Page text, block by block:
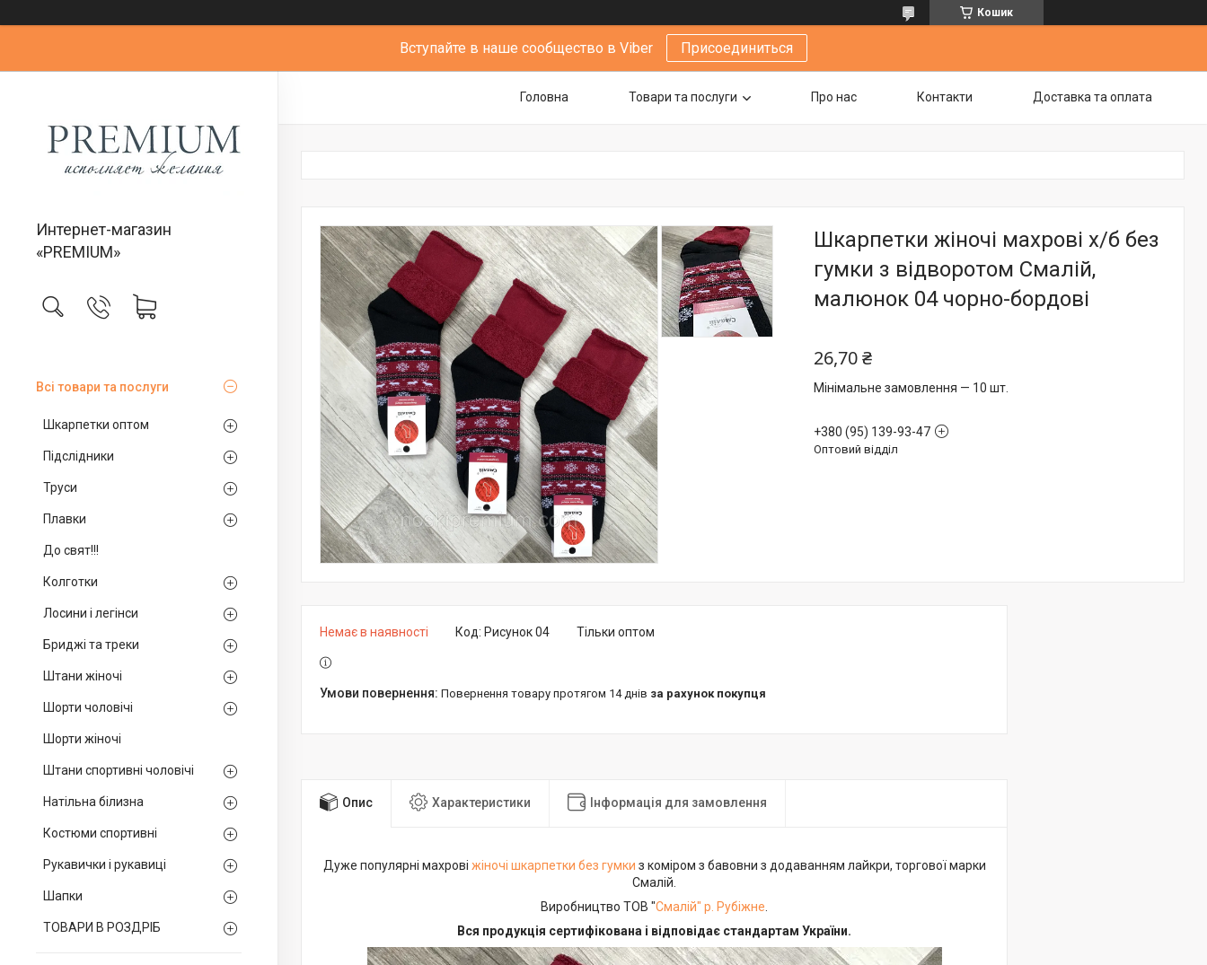
Кошик
Вступайте в наше сообщество в Viber Присоединиться
Интернет-магазин
«PREMIUM»
Всі товари та послуги
Шкарпетки оптом
Підслідники
Труси
Плавки
До свят!!!
Колготки
Лосини і легінси
Бриджі та треки
Штани жіночі
Шорти чоловічі
Шорти жіночі
Штани спортивні чоловічі
Натільна білизна
Костюми спортивні
Рукавички і рукавиці
Шапки
ТОВАРИ В РОЗДРІБ
Головна Товари та послуги Про нас Контакти Доставка та оплата
Шкарпетки жіночі махрові х/б без
гумки з відворотом Смалій,
малюнок 04 чорно-бордові
26,70 ₴
Мінімальне замовлення — 10 шт.
+380 (95) 139-93-47
Оптовий відділ
Немає в наявності Тільки оптом
Код: Рисунок 04
повернення товару протягом 14 днів за рахунок покупця
Опис Характеристики Інформація для замовлення
Дуже популярні махрові жіночі шкарпетки без гумки з коміром з бавовни з додаванням лайкри, торгової марки
Смалій.
Виробництво ТОВ "Смалій" р. Рубіжне
Вся продукція сертифікована і відповідає стандартам України.